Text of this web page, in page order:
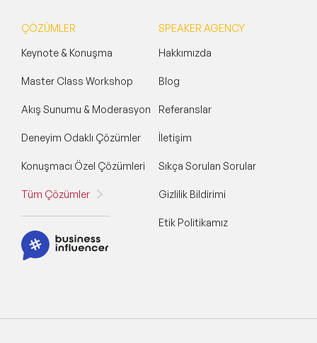
ÇÖZÜMLER
Keynote & Konuşma
Master Class Workshop
Akış Sunumu & Moderasyon
Deneyim Odaklı Çözümler
Konuşmacı Özel Çözümleri
Tüm Çözümler
SPEAKER AGENCY
Hakkımızda
Blog
Referanslar
İletişim
Sıkça Sorulan Sorular
Gizlilik Bildirimi
Etik Politikamız